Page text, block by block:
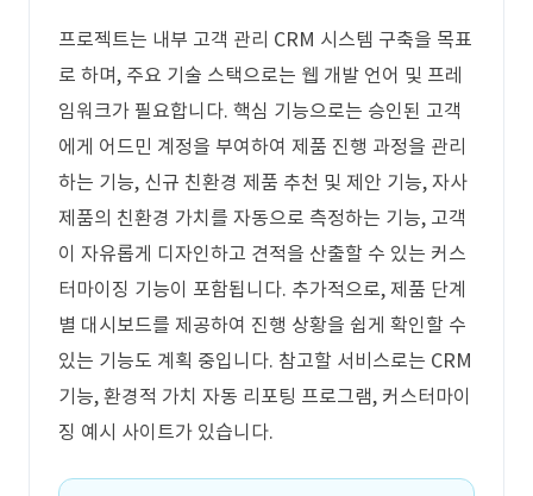
프로젝트는 내부 고객 관리 CRM 시스템 구축을 목표
로 하며, 주요 기술 스택으로는 웹 개발 언어 및 프레
임워크가 필요합니다. 핵심 기능으로는 승인된 고객
에게 어드민 계정을 부여하여 제품 진행 과정을 관리
하는 기능, 신규 친환경 제품 추천 및 제안 기능, 자사
제품의 친환경 가치를 자동으로 측정하는 기능, 고객
이 자유롭게 디자인하고 견적을 산출할 수 있는 커스
터마이징 기능이 포함됩니다. 추가적으로, 제품 단계
별 대시보드를 제공하여 진행 상황을 쉽게 확인할 수
있는 기능도 계획 중입니다. 참고할 서비스로는 CRM
기능, 환경적 가치 자동 리포팅 프로그램, 커스터마이
징 예시 사이트가 있습니다.